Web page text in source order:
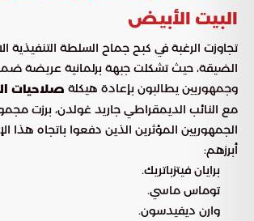
البيت الأبيض
تجاوزت الرغبة في كبح جماح السلطة التنفيذية
الضيقة، حيث تشكلت جبهة برلمانية عريضة
وجمهوريين يطالبون بإعادة هيكلة صلاحيات
مع النائب الديمقراطي جاريد غولدن، برزت
الجمهوريين المؤثرين الذين دفعوا باتجاه هذا
أبرزهم:
برايان فيتزباتريك.
توماس ماسي.
وارن ديفيدسون.